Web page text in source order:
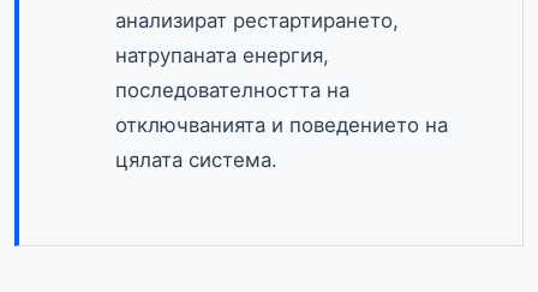
анализират рестартирането,
натрупаната енергия,
последователността на
отключванията и поведението на
цялата система.